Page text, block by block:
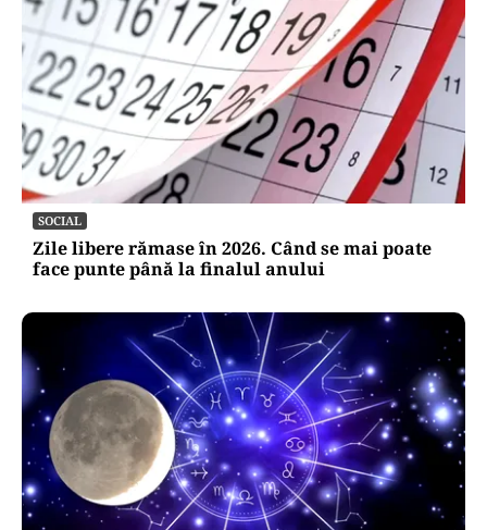
SOCIAL
Zile libere rămase în 2026. Când se mai poate
face punte până la finalul anului